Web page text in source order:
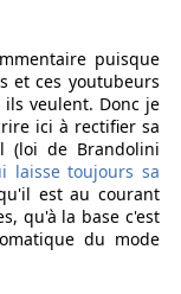
puisque
et ces youtubeurs
veulent. Donc je
ici à rectifier sa
(loi de Brandolini
laisse toujours sa
est au courant
qu'à la base c'est
du mode